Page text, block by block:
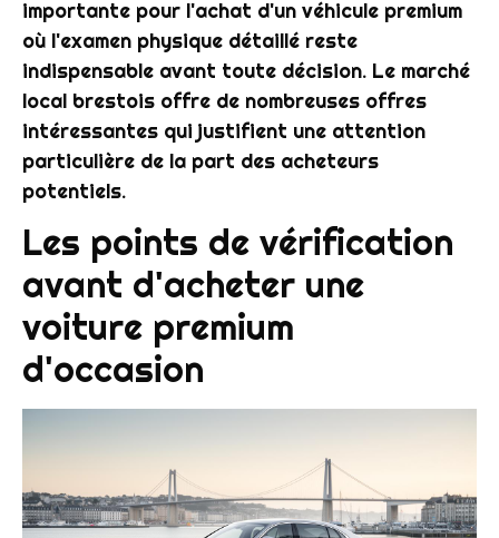
importante pour l'achat d'un véhicule premium
où l'examen physique détaillé reste
indispensable avant toute décision. Le marché
local brestois offre de nombreuses offres
intéressantes qui justifient une attention
particulière de la part des acheteurs
potentiels.
Les points de vérification
avant d'acheter une
voiture premium
d'occasion